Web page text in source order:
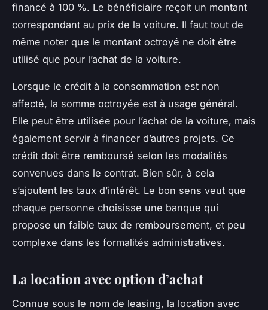
financé à 100 %. Le bénéficiaire reçoit un montant
correspondant au prix de la voiture. Il faut tout de
même noter que le montant octroyé ne doit être
utilisé que pour l’achat de la voiture.
Lorsque le crédit à la consommation est non
affecté, la somme octroyée est à usage général.
Elle peut être utilisée pour l’achat de la voiture, mais
également servir à financer d’autres projets. Ce
crédit doit être remboursé selon les modalités
convenues dans le contrat. Bien sûr, à cela
s’ajoutent les taux d’intérêt. Le bon sens veut que
chaque personne choisisse une banque qui
propose un faible taux de remboursement, et peu
complexe dans les formalités administratives.
La location avec option d’achat
Connue sous le nom de leasing, la location avec